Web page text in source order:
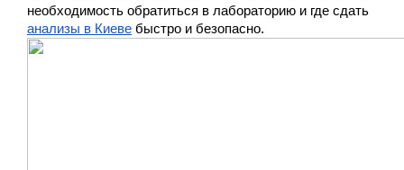
необходимость обратиться в лабораторию и где сдать
анализы в Киеве быстро и безопасно.